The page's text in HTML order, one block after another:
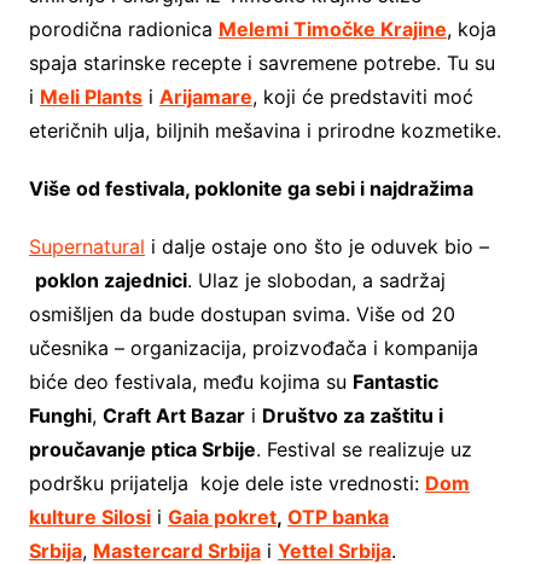
porodična radionica Melemi Timočke Krajine, koja
spaja starinske recepte i savremene potrebe. Tu su
i Meli Plantsi Arijamare, koji će predstaviti moć
eteričnih ulja, biljnih mešavina i prirodne kozmetike.
Više od festivala, poklonite ga sebi i najdražima
Supernatural i dalje ostaje ono što je oduvek bio –
poklon zajednici. Ulaz je slobodan, a sadržaj
osmišljen da bude dostupan svima. Više od 20
učesnika – organizacija, proizvođača i kompanija
biće deo festivala, među kojima su Fantastic
Funghi, Craft Art Bazari Društvo za zaštitu i
proučavanje ptica Srbije. Festival se realizuje uz
podršku prijatelja koje dele iste vrednosti: Dom
kulture Silosii Gaia pokret, OTP banka
Srbija, Mastercard Srbijai Yettel Srbija.